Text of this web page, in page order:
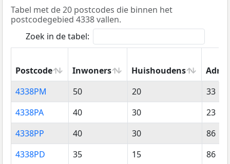
Tabel met de 20 postcodes die binnen het
postcodegebied 4338 vallen.
Zoek in de tabel:
Postcode Inwoners Huishoudens
Postcode
Inwoners Huishoudens
4338PM 50 20
33
4338PA
40 30
23
4338PP
40 30
86
4338PD
35 15
86